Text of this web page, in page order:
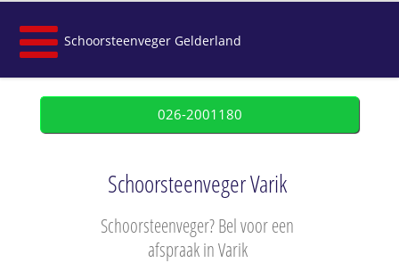
Schoorsteenveger Gelderland
026-2001180
Schoorsteenveger Varik
Schoorsteenveger? Bel voor een
afspraak in Varik